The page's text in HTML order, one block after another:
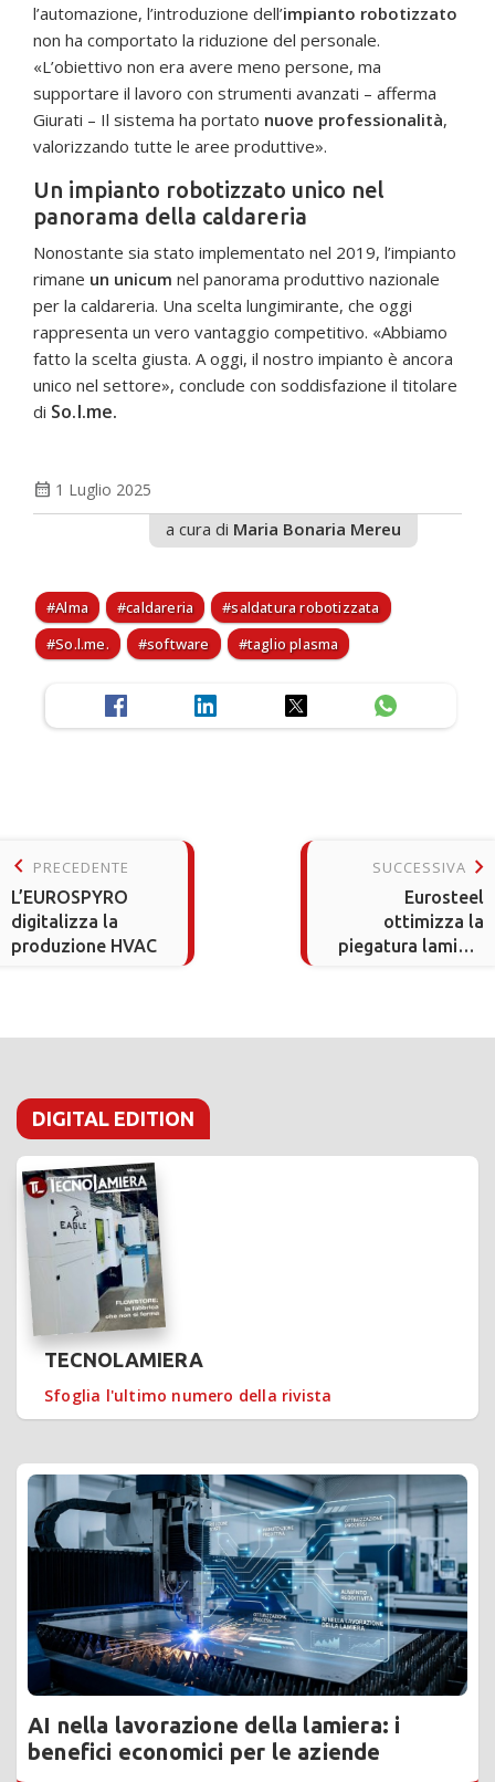
l’automazione, l’introduzione dell’impianto robotizzato
non ha comportato la riduzione del personale.
«L’obiettivo non era avere meno persone, ma
supportare il lavoro con strumenti avanzati – afferma
Giurati – Il sistema ha portato nuove professionalità,
valorizzando tutte le aree produttive».
Un impianto robotizzato unico nel
panorama della caldareria
Nonostante sia stato implementato nel 2019, l’impianto
rimane un unicum nel panorama produttivo nazionale
per la caldareria. Una scelta lungimirante, che oggi
rappresenta un vero vantaggio competitivo. «Abbiamo
fatto la scelta giusta. A oggi, il nostro impianto è ancora
unico nel settore», conclude con soddisfazione il titolare
di So.l.me.
calendar_month 1 Luglio 2025
a cura di Maria Bonaria Mereu
Alma caldareria
saldatura robotizzata
So.l.me.
software taglio plasma
keyboard_arrow_left PRECEDENTE
L’EUROSPYRO
digitalizza la
produzione HVAC
SUCCESSIVA keyboard_arrow_right
Eurosteel
ottimizza la
piegatura lamiera
Macchine
DIGITAL EDITION
TECNOLAMIERA
Sfoglia l'ultimo numero della rivista
AI nella lavorazione della lamiera: i
benefici economici per le aziende